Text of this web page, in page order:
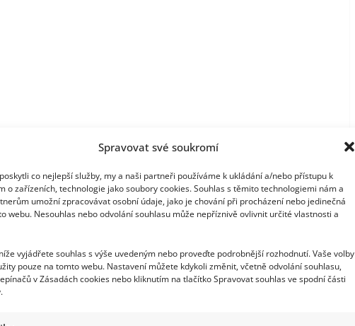
Spravovat své soukromí
co nejlepší služby, my a naši partneři používáme k ukládání a/nebo přístupu k
o zařízeních, technologie jako soubory cookies. Souhlas s těmito technologiemi nám a
umožní zpracovávat osobní údaje, jako je chování při procházení nebo jedinečná
webu. Nesouhlas nebo odvolání souhlasu může nepříznivě ovlivnit určité vlastnosti a
vyjádřete souhlas s výše uvedeným nebo proveďte podrobnější rozhodnutí. Vaše volby
pouze na tomto webu. Nastavení můžete kdykoli změnit, včetně odvolání souhlasu,
v Zásadách cookies nebo kliknutím na tlačítko Spravovat souhlas ve spodní části